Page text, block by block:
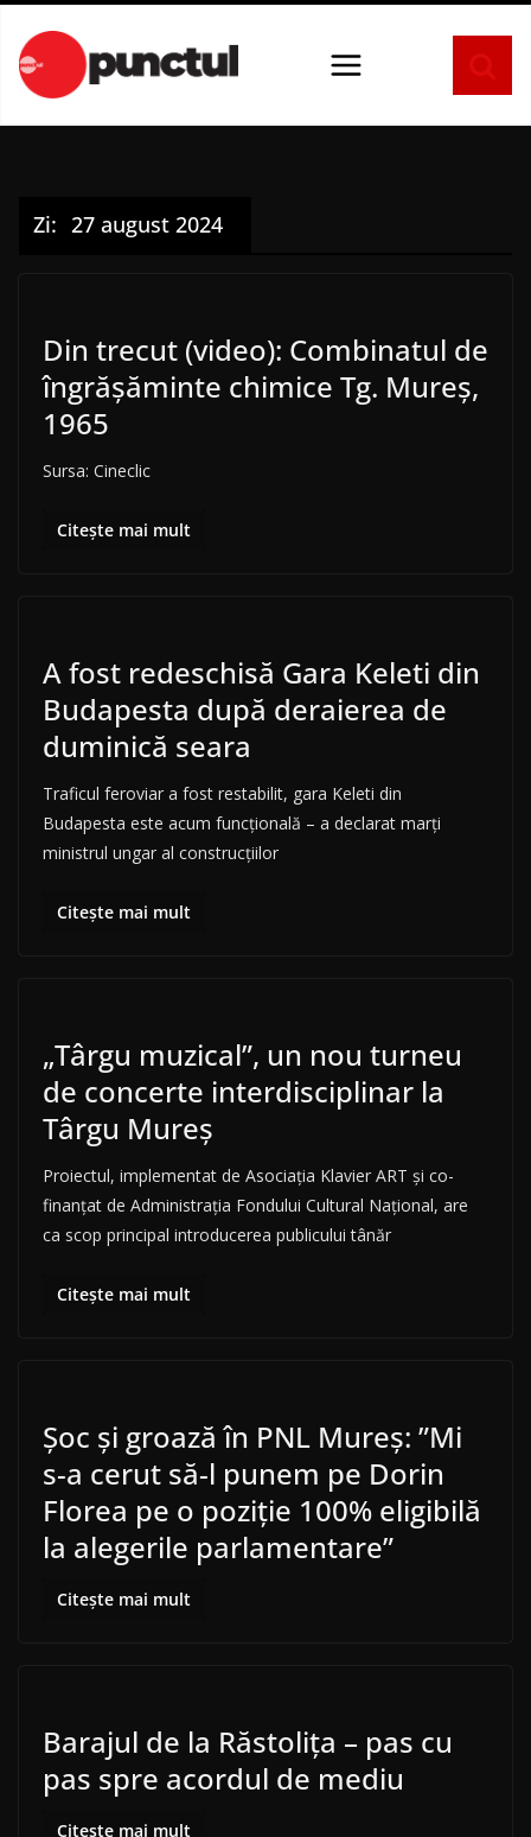
conținut
Zi: 27 august 2024
Din trecut (video): Combinatul de
îngrășăminte chimice Tg. Mureș,
1965
Sursa: Cineclic
Citește mai mult
A fost redeschisă Gara Keleti din
Budapesta după deraierea de
duminică seara
Traficul feroviar a fost restabilit, gara Keleti din
Budapesta este acum funcţională – a declarat marţi
ministrul ungar al construcţiilor
Citește mai mult
„Târgu muzical”, un nou turneu
de concerte interdisciplinar la
Târgu Mureș
Proiectul, implementat de Asociația Klavier ART și co-
finanțat de Administrația Fondului Cultural Național, are
ca scop principal introducerea publicului tânăr
Citește mai mult
Șoc și groază în PNL Mureș: ”Mi
s-a cerut să-l punem pe Dorin
Florea pe o poziție 100% eligibilă
la alegerile parlamentare”
Citește mai mult
Barajul de la Răstolița – pas cu
pas spre acordul de mediu
Citește mai mult